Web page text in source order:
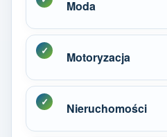
Moda
Motoryzacja
Nieruchomości